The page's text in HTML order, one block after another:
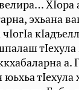
ХIора
эхьана
тIехула
а.
юьхьа тIехула